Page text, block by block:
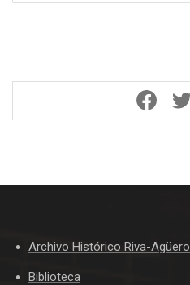
Archivo Histórico Riva-Agüero
Biblioteca